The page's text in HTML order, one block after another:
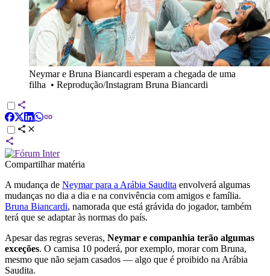
Neymar e Bruna Biancardi esperam a chegada de uma
filha • Reprodução/Instagram Bruna Biancardi
Compartilhar matéria
A mudança de Neymar para a Arábia Saudita envolverá algumas
mudanças no dia a dia e na convivência com amigos e família.
Bruna Biancardi, namorada que está grávida do jogador, também
terá que se adaptar às normas do país.
Apesar das regras severas, Neymar e companhia terão algumas
exceções. O camisa 10 poderá, por exemplo, morar com Bruna,
mesmo que não sejam casados — algo que é proibido na Arábia
Saudita.